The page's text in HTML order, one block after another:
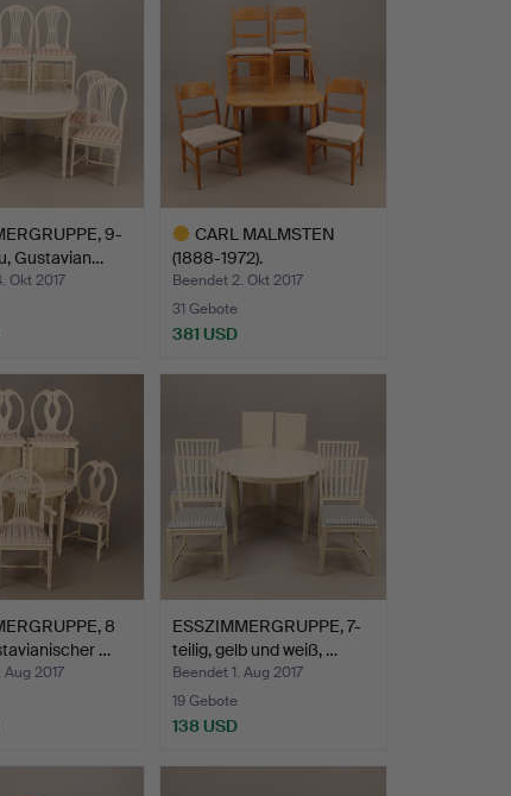
9-
Gustavian…
Okt 2017
CARL MALMSTEN
(1888-1972).
ESSZIMMERGRUPPE…
Beendet 2. Okt 2017
31 Gebote
381 USD
8
…
2017
ESSZIMMERGRUPPE, 7-
teilig, gelb und weiß, …
Beendet 1. Aug 2017
19 Gebote
138 USD